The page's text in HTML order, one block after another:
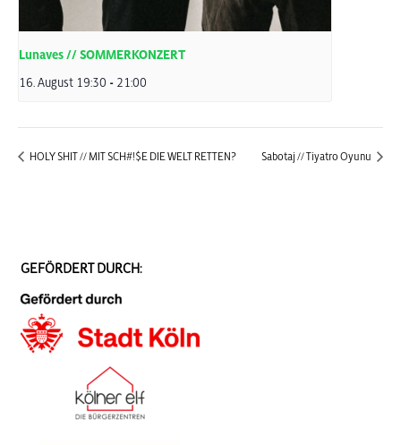
Lunaves // SOMMERKONZERT
16. August 19:30 - 21:00
HOLY SHIT // MIT SCH#!$E DIE WELT RETTEN? Sabotaj // Tiyatro Oyunu
GEFÖRDERT DURCH: